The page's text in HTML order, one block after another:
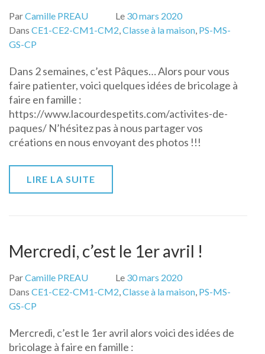
ParCamille PREAU Le 30 mars 2020
Dans CE1-CE2-CM1-CM2,Classe à la maison, PS-MS-
GS-CP
Dans 2 semaines, c’est Pâques… Alors pour vous
faire patienter, voici quelques idées de bricolage à
faire en famille :
https://www.lacourdespetits.com/activites-de-
paques/ N’hésitez pas à nous partager vos
créations en nous envoyant des photos !!!
LIRE LA SUITE
Mercredi, c’est le 1er avril !
ParCamille PREAU Le 30 mars 2020
Dans CE1-CE2-CM1-CM2,Classe à la maison, PS-MS-
GS-CP
Mercredi, c’est le 1er avril alors voici des idées de
bricolage à faire en famille :